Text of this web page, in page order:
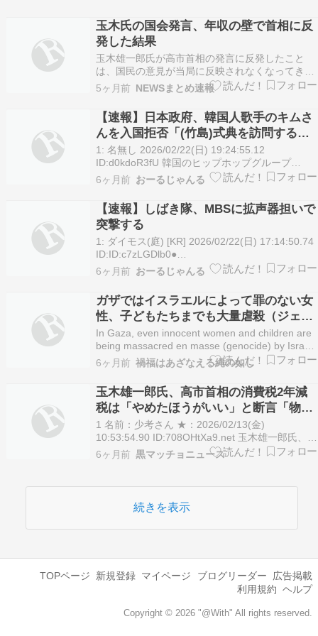
玉木氏の国会発言、年収の壁で首相に反
発した結果
玉木雄一郎氏が高市首相の発言に反発したこと
は、国民の意見が当局に反映されなくなってきて
いることを示す一例です。このような対立が続く
と、政治への信頼感が失われる恐れがあります。
私たちは政治家に、国民のための政策を求めるべ
きです。＜関連する記事＞ 玉木氏「首相は仲間じ
ゃないかも」 年…
5ヶ月前 NEWSまとめ速報
【速報】日本政府、韓国人歌手のキムさ
んを入国拒否「(竹島)式典を訪問する意
図もなければ、何かをする考えもなかっ
たのに、私たちを標的にして入国を拒否
した」
1: 名無し 2026/02/22(日) 19:24:55.12
ID:d0kdoR3fU 韓国のヒップホップグループ
DJ.DOCのキム・チャンリョル氏が22日、日本で
の入国を拒否されたことを明らかにしました。 キ
ム氏によれば、19日に米子空港での入国審査中、
過去の飲酒運転を理…
6ヶ月前 おーるじゃんる
【速報】しばき隊、MBSに拡声器担いで
突撃する
1: ダイモス(庭) [KR] 2026/02/22(日) 17:14:50.74
ID:ID:c7zLGDlb0●
https://i.imgur.com/Yie8QyA.jpeg
https://i.imgur.com/cBSyAo8.jpeg https://i.imgur…
6ヶ月前 おーるじゃんる
ガザではイスラエルによって罪のない女
性、子どもたちまでも大量虐殺（ジェノ
サイド）の犠牲になっている！～「イス
ラエルはテロ国家」
In Gaza, even innocent women and children are
being massacred en masse (genocide) by Israel!
~ “Israel is a terrorist state” イスラエルはテロ国
家です ご理…
6ヶ月前 禍福はあざなえる縄の如し
玉木雄一郎氏、高市首相の消費税2年減
税は「やめたほうがいい」と断言「物価
を上げる可能性」
1 名前：少考さん ★：2026/02/13(金)
10:53:54.90 ID:708OHtXa9.net 玉木雄一郎氏、高
市首相の消費税２年減税は「やめたほうがいい」
と断言「物価を上げる可能性」 - 日刊スポーツ
代表が…
6ヶ月前 黒マッチョニュース
続きを表示
TOPページ 新規登録 マイページ ブログリーダー
広告掲載
利用規約 ヘルプ
Copyright © 2026 "@With" All rights reserved.